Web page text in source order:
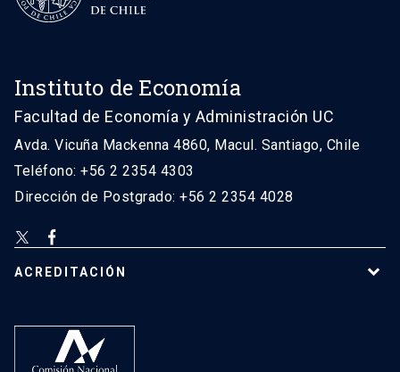
Instituto de Economía
Facultad de Economía y Administración UC
Avda. Vicuña Mackenna 4860, Macul. Santiago, Chile
Teléfono: +56 2 2354 4303
Dirección de Postgrado: +56 2 2354 4028
ACREDITACIÓN